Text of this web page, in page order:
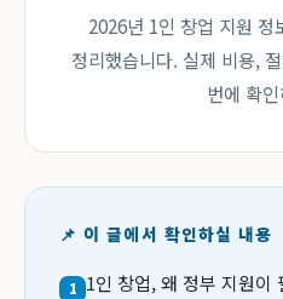
2026년 1인 창업 지원 정
정리했습니다. 실제 비용,
번에 확
📌 이 글에서 확인하실 내용
1 1인 창업, 왜 정부 지원이